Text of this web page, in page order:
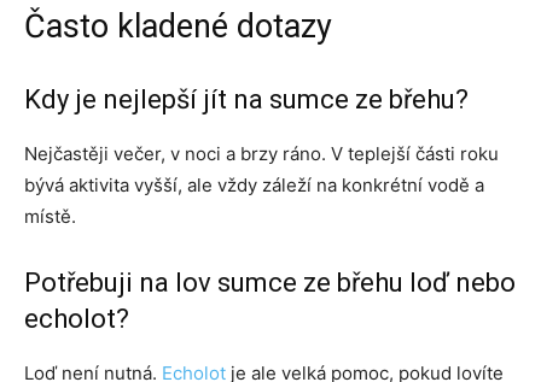
Často kladené dotazy
Kdy je nejlepší jít na sumce ze břehu?
Nejčastěji večer, v noci a brzy ráno. V teplejší části roku
bývá aktivita vyšší, ale vždy záleží na konkrétní vodě a
místě.
Potřebuji na lov sumce ze břehu loď nebo
echolot?
Loď není nutná. Echolot je ale velká pomoc, pokud lovíte